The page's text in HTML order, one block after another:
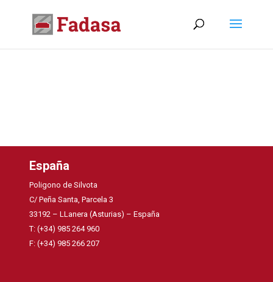
España
Poligono de Silvota
C/ Peña Santa, Parcela 3
33192 – LLanera (Asturias) – España
T: (+34) 985 264 960
F: (+34) 985 266 207